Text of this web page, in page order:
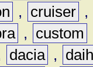
, cruiser ,
, custom
dacia ,